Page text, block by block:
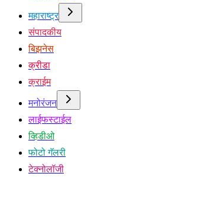
महाराष्ट्र
संपादकीय
बिझनेस
क्रीडा
क्राईम
मनोरंजन
लाईफस्टाईल
व्हिडीओ
फोटो गॅलरी
टेक्नोलॉजी